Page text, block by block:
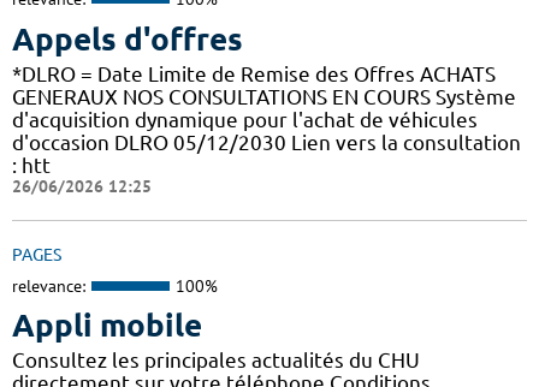
Appels d'offres
*DLRO = Date Limite de Remise des Offres ACHATS
GENERAUX NOS CONSULTATIONS EN COURS Système
d'acquisition dynamique pour l'achat de véhicules
d'occasion DLRO 05/12/2030 Lien vers la consultation
: htt
26/06/2026 12:25
PAGES
relevance: 100%
Appli mobile
Consultez les principales actualités du CHU